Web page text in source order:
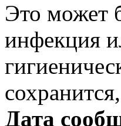
Это может
инфекция
Дата